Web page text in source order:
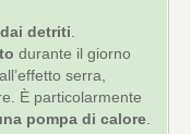
detriti
durante il giorno
serra,
È particolarmente
pompa di calore